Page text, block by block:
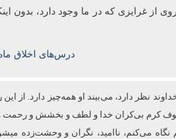
از غرایزی که در ما وجود دارد، بدون
درس‌های اخلاق ماه مبارک
نظر دارد، می‌بیند او همه‌چیز دارد. از
معطوف كرم بی‌کران خدا و لطف و بخشش و
نگاه می‌کنم، ناامید، نگران و وحشت‌زده